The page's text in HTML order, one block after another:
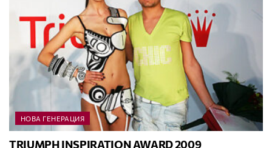
НОВА ГЕНЕРАЦИЯ
TRIUMPH INSPIRATION AWARD 2009